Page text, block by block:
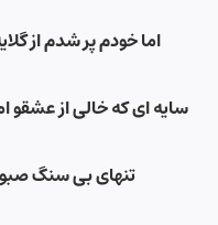
اما خودم پر شدم از
سایه ای که خالی از عشقو
تنهای بی سنگ